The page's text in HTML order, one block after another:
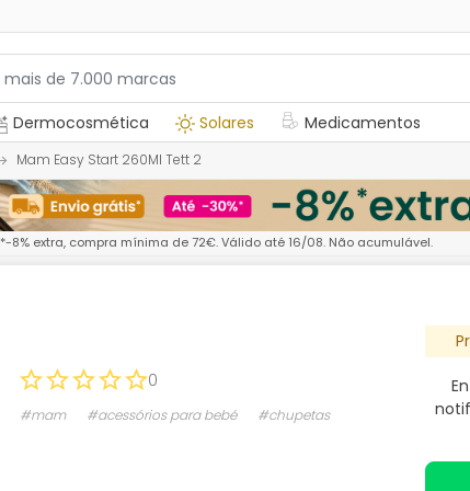
Dermocosmética Solares Medicamentos
Mam Easy Start 260Ml Tett 2
*-8% extra, compra mínima de 72€. Válido até 16/08. Não acumulável.
0
#mam #acessórios para bebé #chupetas